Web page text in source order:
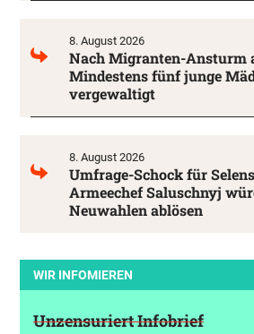
8. August 2026
Nach Migranten-Ansturm
Mindestens fünf junge
vergewaltigt
8. August 2026
Umfrage-Schock für
Armeechef Saluschnyj
Neuwahlen ablösen
WIR INFOMIEREN
Unzensuriert Infobrief